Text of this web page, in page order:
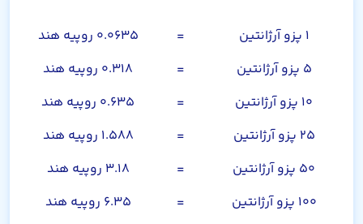
۱ پزو آرژانتین =
۰.۰۶۳۵ روپیه هند
۵ پزو آرژانتین
=
۰.۳۱۸ روپیه هند
۱۰ پزو آرژانتین
=
۰.۶۳۵ روپیه هند
۲۵ پزو آرژانتین
=
۱.۵۸۸ روپیه هند
۵۰ پزو آرژانتین
=
۳.۱۸ روپیه هند
۱۰۰ پزو آرژانتین
=
۶.۳۵ روپیه هند